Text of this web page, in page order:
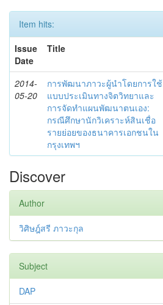
Item hits:
Issue
Date
Title
2014-
05-20
การพัฒนาภาวะผู้นำโดยการใช้
แบบประเมินทางจิตวิทยาและ
การจัดทำแผนพัฒนาตนเอง:
กรณีศึกษานักวิเคราะห์สินเชื่อ
รายย่อยของธนาคารเอกชนใน
กรุงเทพฯ
Discover
Author
วิศิษฎ์สรี ภาวะกุล
Subject
DAP